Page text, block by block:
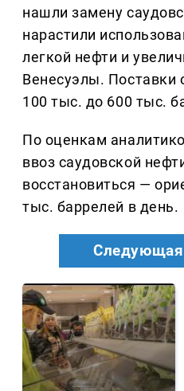
нашли замену
нарастили
легкой нефти и
Венесуэлы. Поставки
100 тыс. до 600 тыс.
По оценкам
ввоз саудовской
восстановиться —
тыс. баррелей в день.
Следующая